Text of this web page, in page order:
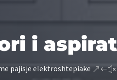
i
pajisje elektroshtepiake